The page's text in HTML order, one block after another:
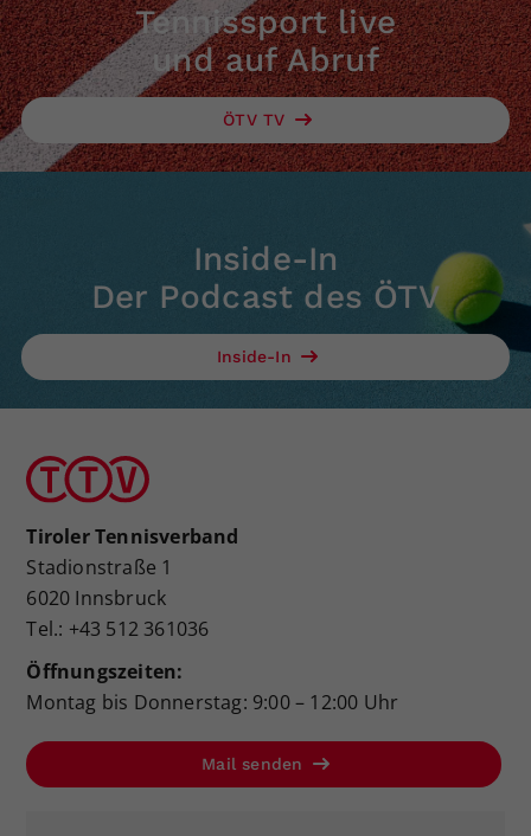
Tennissport live
und auf Abruf
ÖTV TV
Inside-In
Der Podcast des ÖTV
Inside-In
Tiroler Tennisverband
Stadionstraße 1
6020 Innsbruck
Tel.: +43 512 361036
Öffnungszeiten:
Montag bis Donnerstag: 9:00 – 12:00 Uhr
Mail senden